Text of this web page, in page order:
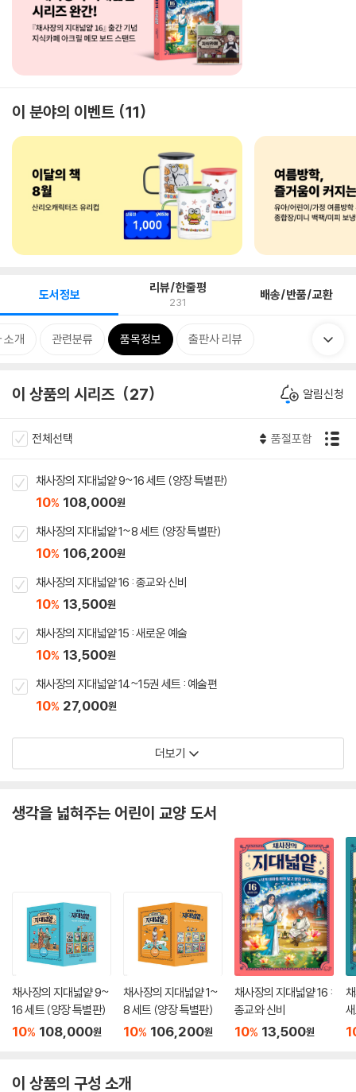
이 분야의 이벤트 11
도서정보 리뷰/한줄평
231 배송/반품/교환
소개 관련분류 품목정보 출판사 리뷰
이 상품의 시리즈 27 알림신청
전체선택 품절포함
채사장의 지대넓얕 9~16 세트 (양장 특별판)
10% 108,000원
채사장의 지대넓얕 1~8 세트 (양장 특별판)
10% 106,200원
채사장의 지대넓얕 16 : 종교와 신비
10% 13,500원
채사장의 지대넓얕 15 : 새로운 예술
10% 13,500원
채사장의 지대넓얕 14~15권 세트 : 예술편
10% 27,000원
더보기
생각을 넓혀주는 어린이 교양 도서
채사장의 지대넓얕 9~
16 세트 (양장 특별판)
10% 108,000원
채사장의 지대넓얕 1~
8 세트 (양장 특별판)
10% 106,200원
채사장의 지대넓얕 16 :
종교와 신비
10% 13,500원
이 상품의 구성 소개